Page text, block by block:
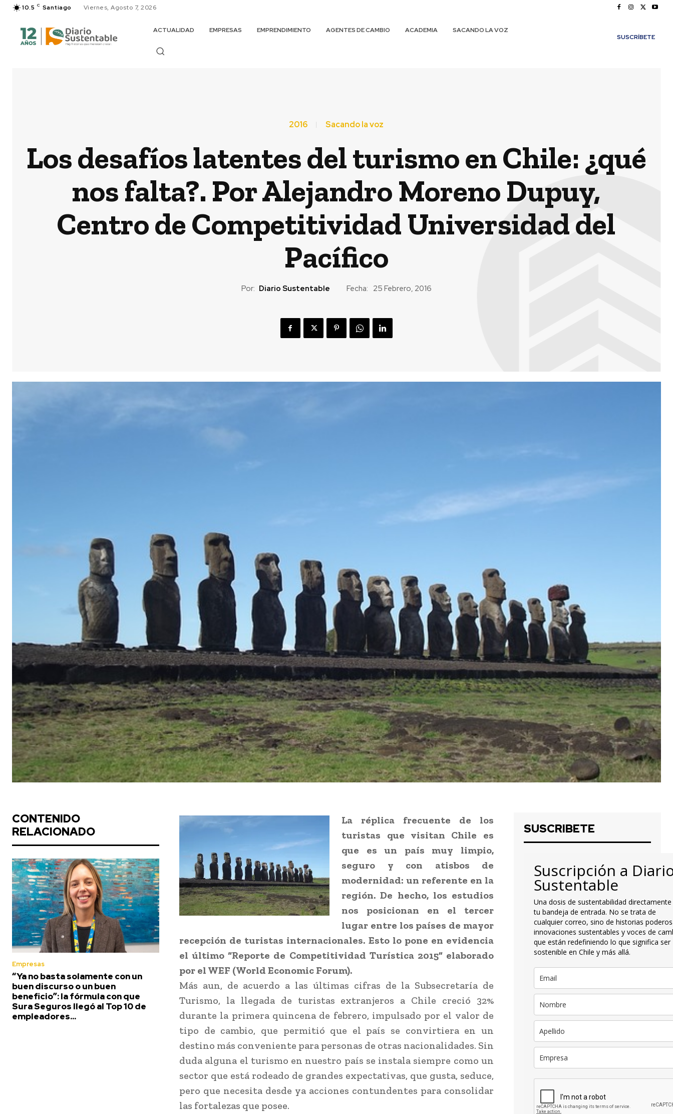
10.5 C Santiago Viernes, Agosto 7, 2026
ACTUALIDAD EMPRESAS EMPRENDIMIENTO AGENTES DE CAMBIO ACADEMIA
SACANDO LA VOZ
SUSCRÍBETE
2016 Sacando la voz
Los desafíos latentes del turismo en Chile: ¿qué
nos falta?. Por Alejandro Moreno Dupuy,
Centro de Competitividad Universidad del
Pacífico
Por: Diario Sustentable Fecha: 25 Febrero, 2016
CONTENIDO
RELACIONADO
Empresas
“Ya no basta solamente con un
buen discurso o un buen
beneficio”: la fórmula con que
Sura Seguros llegó al Top 10 de
empleadores...
La réplica frecuente de los
turistas que visitan Chile es
que es un país muy limpio,
seguro y con atisbos de
modernidad: un referente en la
región. De hecho, los estudios
nos posicionan en el tercer
lugar entre los países de mayor
recepción de turistas internacionales. Esto lo pone en evidencia
el último “Reporte de Competitividad Turística 2015” elaborado
por el WEF (World Economic Forum).
Más aun, de acuerdo a las últimas cifras de la Subsecretaría de
Turismo, la llegada de turistas extranjeros a Chile creció 32%
durante la primera quincena de febrero, impulsado por el valor de
tipo de cambio, que permitió que el país se convirtiera en un
destino más conveniente para personas de otras nacionalidades. Sin
duda alguna el turismo en nuestro país se instala siempre como un
sector que está rodeado de grandes expectativas, que gusta, seduce,
pero que necesita desde ya acciones contundentes para consolidar
las fortalezas que posee.
SUSCRIBETE
Suscripción a
Sustentable
Una dosis de sustentabilidad
tu bandeja de entrada. No se trata de
cualquier correo, sino de historias
innovaciones sustentables y voces de
que están redefiniendo lo que significa ser
sostenible en Chile y más allá.